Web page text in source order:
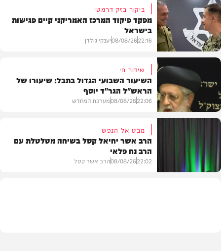
חדשות
ביקור בזק דרמטי
מפקד פיקוד המרכז האמריקני קיים פגישות
בישראל
22:16
08/08/26יענקי גולדן
וידאו
שידור חי
השיעור השבועי הגדול בתבל: שיעורו של
הראש"ל הגר"ד יוסף
22:06
08/08/26מערכת המחדש
מבט אל הנפש
הרב אשר יחיאל קסל בשיחה מטלטלת עם
הרב נח פלאי
22:02
08/08/26הרב אשר קסל